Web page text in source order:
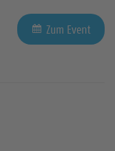
Zum Event